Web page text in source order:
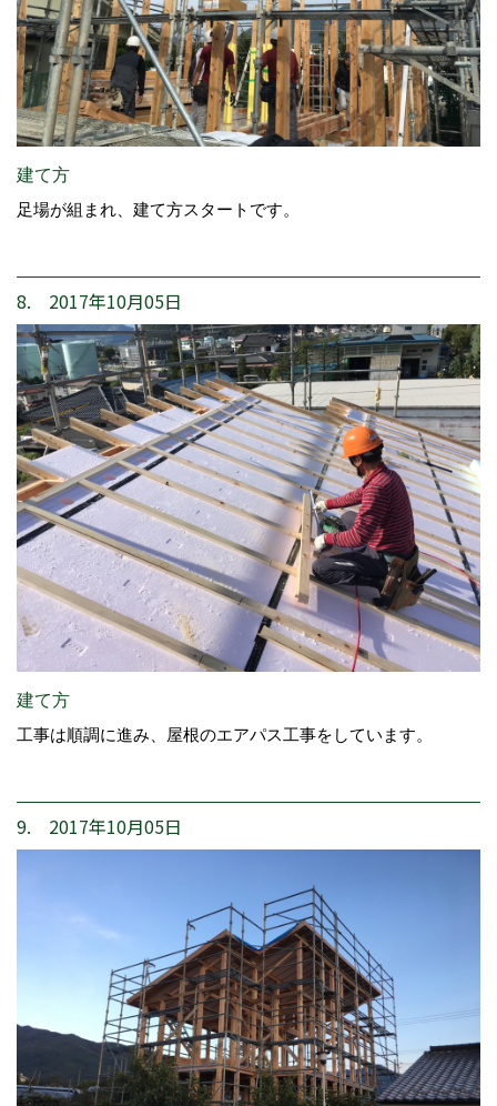
建て方
足場が組まれ、建て方スタートです。
8. 2017年10月05日
建て方
工事は順調に進み、屋根のエアパス工事をしています。
9. 2017年10月05日